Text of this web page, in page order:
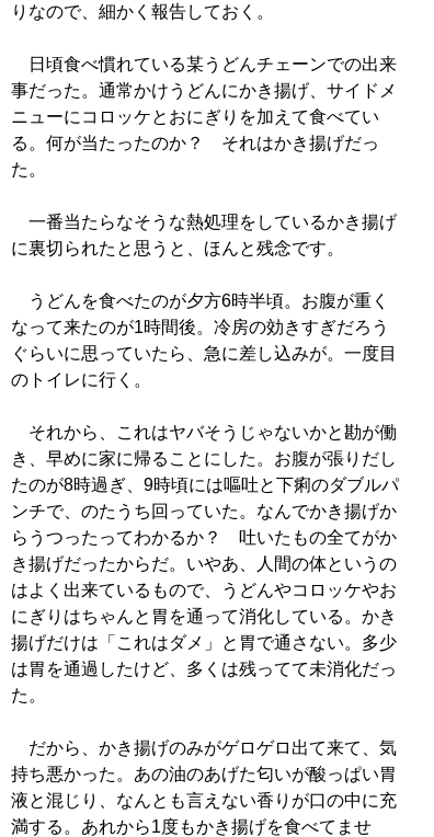
りなので、細かく報告しておく。
日頃食べ慣れている某うどんチェーンでの出来
事だった。通常かけうどんにかき揚げ、サイドメ
ニューにコロッケとおにぎりを加えて食べてい
る。何が当たったのか？ それはかき揚げだっ
た。
一番当たらなそうな熱処理をしているかき揚げ
に裏切られたと思うと、ほんと残念です。
うどんを食べたのが夕方6時半頃。お腹が重く
なって来たのが1時間後。冷房の効きすぎだろう
ぐらいに思っていたら、急に差し込みが。一度目
のトイレに行く。
それから、これはヤバそうじゃないかと勘が働
き、早めに家に帰ることにした。お腹が張りだし
たのが8時過ぎ、9時頃には嘔吐と下痢のダブルパ
ンチで、のたうち回っていた。なんでかき揚げか
らうつったってわかるか？ 吐いたもの全てがか
き揚げだったからだ。いやあ、人間の体というの
はよく出来ているもので、うどんやコロッケやお
にぎりはちゃんと胃を通って消化している。かき
揚げだけは「これはダメ」と胃で通さない。多少
は胃を通過したけど、多くは残ってて未消化だっ
た。
だから、かき揚げのみがゲロゲロ出て来て、気
持ち悪かった。あの油のあげた匂いが酸っぱい胃
液と混じり、なんとも言えない香りが口の中に充
満する。あれから1度もかき揚げを食べてませ